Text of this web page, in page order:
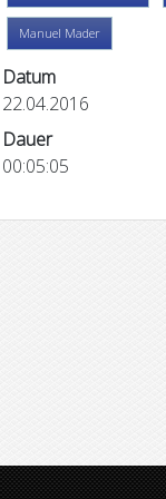
Manuel Mader
Datum
22.04.2016
Dauer
00:05:05